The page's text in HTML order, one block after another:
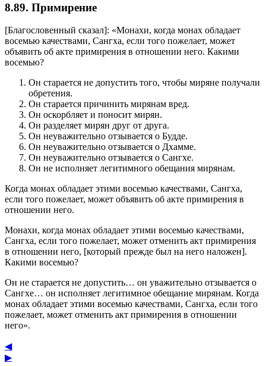
8.89. Примирение
[Благословенный сказал]: «Монахи, когда монах обладает
восемью качествами, Сангха, если того пожелает, может
объявить об акте примирения в отношении него. Какими
восемью?
Он старается не допустить того, чтобы миряне получали
обретения.
Он старается причинить мирянам вред.
Он оскорбляет и поносит мирян.
Он разделяет мирян друг от друга.
Он неуважительно отзывается о Будде.
Он неуважительно отзывается о Дхамме.
Он неуважительно отзывается о Сангхе.
Он не исполняет легитимного обещания мирянам.
Когда монах обладает этими восемью качествами, Сангха,
если того пожелает, может объявить об акте примирения в
отношении него.
Монахи, когда монах обладает этими восемью качествами,
Сангха, если того пожелает, может отменить акт примирения
в отношении него, [который прежде был на него наложен].
Какими восемью?
Он не старается не допустить… он уважительно отзывается о
Сангхе… он исполняет легитимное обещание мирянам. Когда
монах обладает этими восемью качествами, Сангха, если того
пожелает, может отменить акт примирения в отношении
него».
◀
▶